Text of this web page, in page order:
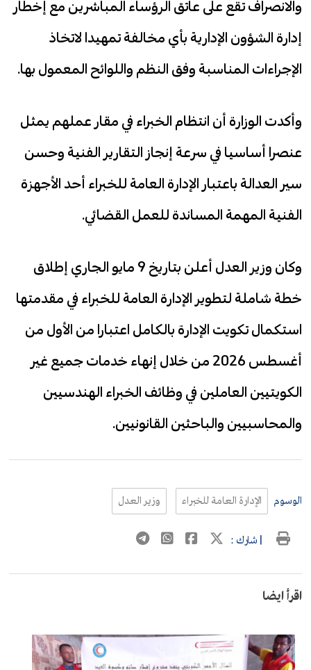
والانصراف تقع على عاتق الرؤساء المباشرين مع إخطار
إدارة الشؤون الإدارية بأي مخالفة تمهيدا لاتخاذ
الإجراءات المناسبة وفق النظم واللوائح المعمول بها.
وأكدت الوزارة أن انتظام الخبراء في مقار عملهم يمثل
عنصرا أساسيا في سرعة إنجاز التقارير الفنية وحسن
سير العدالة باعتبار الإدارة العامة للخبراء أحد الأجهزة
الفنية المهمة المساندة للعمل القضائي.
وكان وزير العدل أعلن بتاريخ 9 مايو الجاري إطلاق
خطة شاملة لتطوير الإدارة العامة للخبراء في مقدمتها
استكمال تكويت الإدارة بالكامل اعتبارا من الأول من
أغسطس 2026 من خلال إنهاء خدمات جميع غير
الكويتيين العاملين في وظائف الخبراء الهندسيين
والمحاسبيين والباحثين القانونيين.
الوسوم الإدارة العامة للخبراء وزير العدل
| شارك :
اقرأ ايضا